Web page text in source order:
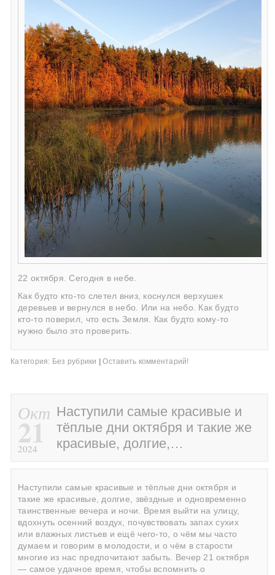
22 октября. Сегодня в небе.
Как будто кто-то слетел вниз, коснулся верхушек
деревьев и вернулся в небо. Или на небо. Как будто
кто-то поверил, что есть Земля. Как будто кому-то
нужно было это проверить.
Категория: Без рубрики | Оставить комментарий!
Окт
21
2024
Наступили самые красивые и
тёплые дни октября и такие же
красивые, долгие,…
Наступили самые красивые и тёплые дни октября и
такие же красивые, долгие, звёздные и одновременно
таинственные вечера и ночи. Время выйти на улицу,
вдохнуть осенний воздух, почувствовать запах сухих
или влажных листьев и ещё чего-то, о чём мы часто
думаем и говорим в молодости, и о чём в старости
многие из нас предпочитают забыть. Вечер 21 октября
— самое удачное время, чтобы вспомнить о